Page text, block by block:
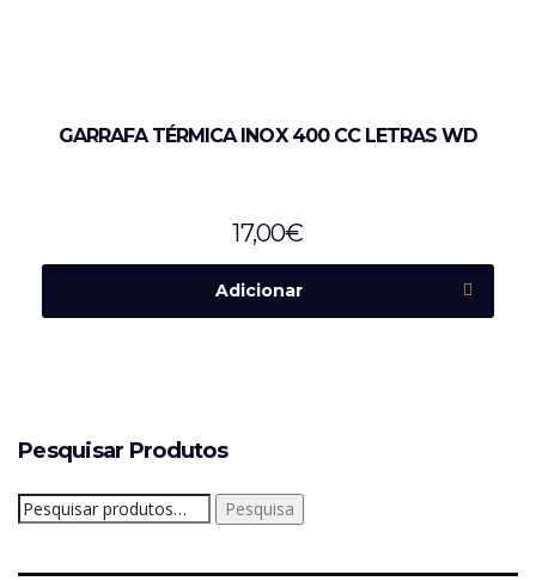
GARRAFA TÉRMICA INOX 400 CC LETRAS WD
17,00€
Adicionar
Pesquisar Produtos
Pesquisar
por:
Pesquisa